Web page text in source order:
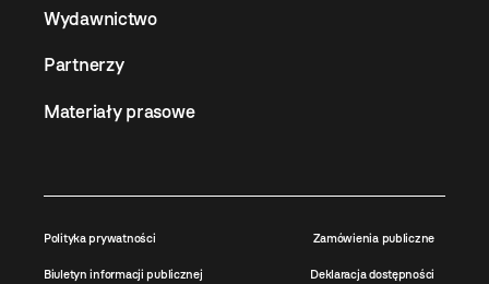
Wydawnictwo
Partnerzy
Materiały prasowe
Polityka prywatności Zamówienia publiczne
Biuletyn informacji publicznej Deklaracja dostępności